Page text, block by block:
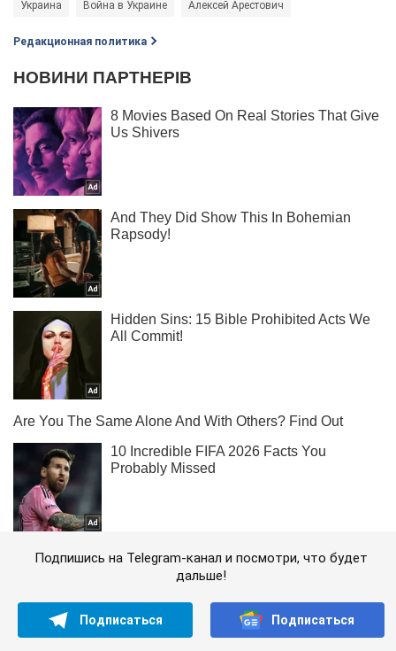
Украина Война в Украине Алексей Арестович
Редакционная политика
Подпишись на Telegram-канал и посмотри, что будет
дальше!
Подписаться Подписаться